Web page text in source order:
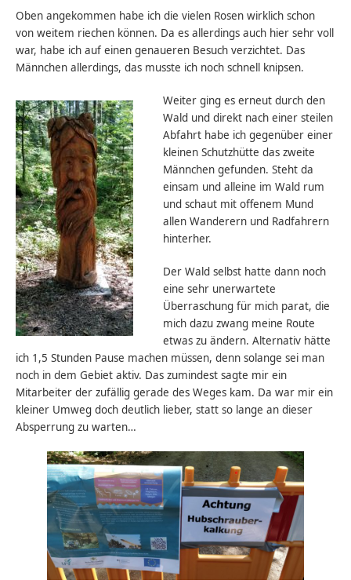
Oben angekommen habe ich die vielen Rosen wirklich schon
von weitem riechen können. Da es allerdings auch hier sehr voll
war, habe ich auf einen genaueren Besuch verzichtet. Das
Männchen allerdings, das musste ich noch schnell knipsen.
Weiter ging es erneut durch den
Wald und direkt nach einer steilen
Abfahrt habe ich gegenüber einer
kleinen Schutzhütte das zweite
Männchen gefunden. Steht da
einsam und alleine im Wald rum
und schaut mit offenem Mund
allen Wanderern und Radfahrern
hinterher.
Der Wald selbst hatte dann noch
eine sehr unerwartete
Überraschung für mich parat, die
mich dazu zwang meine Route
etwas zu ändern. Alternativ hätte
ich 1,5 Stunden Pause machen müssen, denn solange sei man
noch in dem Gebiet aktiv. Das zumindest sagte mir ein
Mitarbeiter der zufällig gerade des Weges kam. Da war mir ein
kleiner Umweg doch deutlich lieber, statt so lange an dieser
Absperrung zu warten…